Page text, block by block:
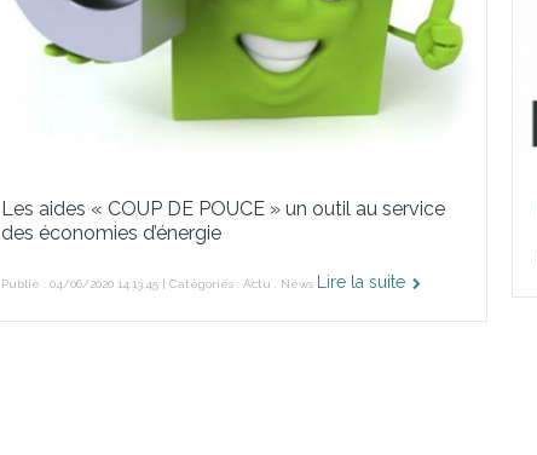
Les aides « COUP DE POUCE » un outil au service
des économies d’énergie
Publié : 04/06/2020 14:13:45 | Catégories : Actu News Lire la suite